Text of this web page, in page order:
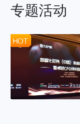
专题活动